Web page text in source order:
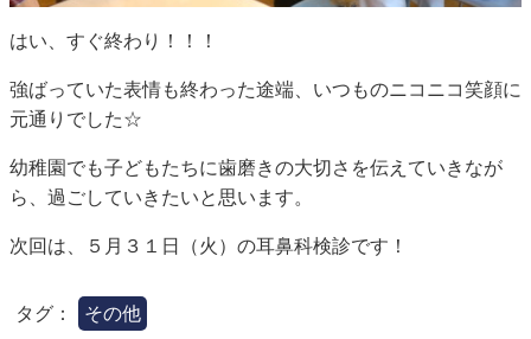
はい、すぐ終わり！！！
強ばっていた表情も終わった途端、いつものニコニコ笑顔に
元通りでした☆
幼稚園でも子どもたちに歯磨きの大切さを伝えていきなが
ら、過ごしていきたいと思います。
次回は、５月３１日（火）の耳鼻科検診です！
タグ： その他